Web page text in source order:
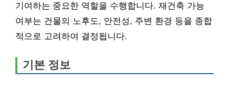
기여하는 중요한 역할을 수행합니다. 재건축 가능
여부는 건물의 노후도, 안전성, 주변 환경 등을 종합
적으로 고려하여 결정됩니다.
기본 정보